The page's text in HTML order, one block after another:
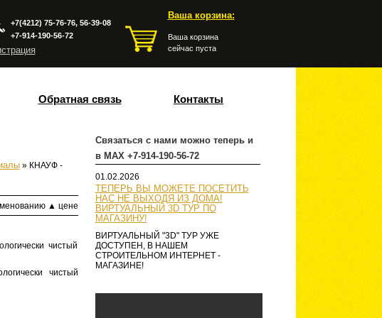
Ваша корзина:
Ваша корзина
сейчас пуста
+7(4212) 75-76-76, 56-39-08
+7-914-190-56-72
Обратная связь Контакты
Связаться с нами можно теперь и
в MAX +7-914-190-56-72
01.02.2026
ТЕПЕРЬ ВЫ МОЖЕТЕ ПОСЕТИТЬ
НАС НЕ ВЫХОДЯ ИЗ ДОМА!
ВИРТУАЛЬНЫЙ 3D ТУР ПО
МАГАЗИНУ!
ВИРТУАЛЬНЫЙ "3D" ТУР УЖЕ
ДОСТУПЕН, В НАШЕМ
СТРОИТЕЛЬНОМ ИНТЕРНЕТ -
МАГАЗИНЕ!
» КНАУФ -
▲ цене
чистый
чистый